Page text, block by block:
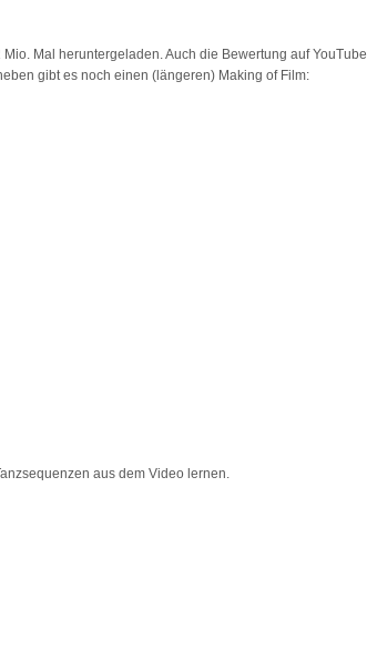
Mal heruntergeladen. Auch die Bewertung auf YouTube
gibt es noch einen (längeren) Making of Film:
aus dem Video lernen.